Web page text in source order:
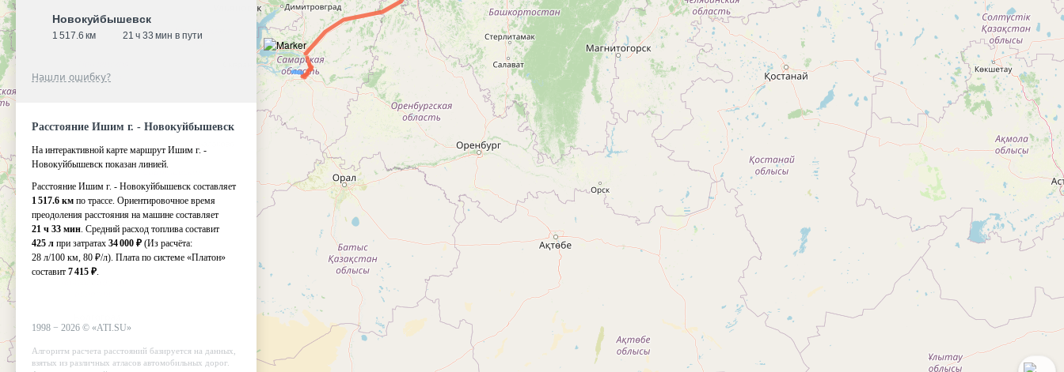
Новокуйбышевск
1 517.6 км 21 ч 33 мин в пути
Нашли ошибку?
Расстояние Ишим г. - Новокуйбышевск
На интерактивной карте маршрут Ишим г. -
Новокуйбышевск показан линией.
Расстояние Ишим г. - Новокуйбышевск составляет
1 517.6 км по трассе. Ориентировочное время
преодоления расстояния на машине составляет
21 ч 33 мин. Средний расход топлива составит
425 л при затратах 34 000 ₽ (Из расчёта:
28 л/100 км, 80 ₽/л). Плата по системе «Платон»
составит 7 415 ₽.
1998 − 2026 © «ATI.SU»
Алгоритм расчета расстояний базируется на данных,
взятых из различных атласов автомобильных дорог.